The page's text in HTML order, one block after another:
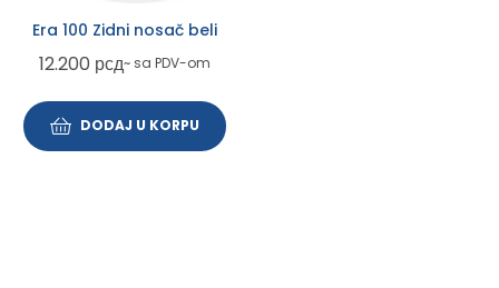
Era 100 Zidni nosač beli
12.200 рсд~ sa PDV-om
DODAJ U KORPU